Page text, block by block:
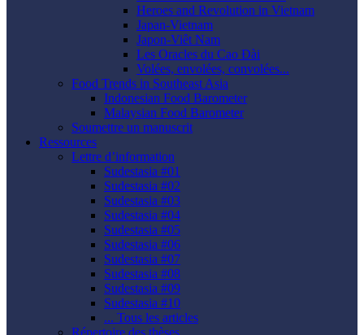
Heroes and Revolution in Vietnam
Japan-Vietnam
Japon-Viêt Nam
Les Oracles du Cao Ðài
Volées, envolées, convolées...
Food Trends in Southeast Asia
Indonesian Food Barometer
Malaysian Food Barometer
Soumettre un manuscrit
Ressources
Lettre d’information
Sudestasia #01
Sudestasia #02
Sudestasia #03
Sudestasia #04
Sudestasia #05
Sudestasia #06
Sudestasia #07
Sudestasia #08
Sudestasia #09
Sudestasia #10
... Tous les articles